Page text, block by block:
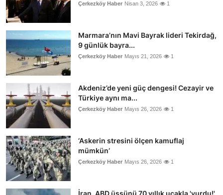
Çerkezköy Haber Nisan 3, 2026 1
Marmara’nın Mavi Bayrak lideri Tekirdağ,
9 günlük bayra...
Çerkezköy Haber Mayıs 21, 2026 1
Akdeniz’de yeni güç dengesi! Cezayir ve
Türkiye aynı ma...
Çerkezköy Haber Mayıs 26, 2026 1
‘Askerin stresini ölçen kamuflaj
mümkün’
Çerkezköy Haber Mayıs 26, 2026 1